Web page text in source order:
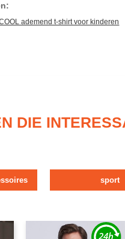
ademend t-shirt voor kinderen
DIE
sport